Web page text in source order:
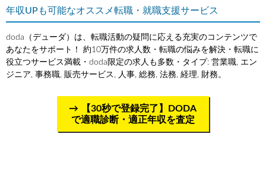
年収UPも可能なオススメ転職・就職支援サービス
doda（デューダ）は、転職活動の疑問に応える充実のコンテンツで
あなたをサポート！ 約10万件の求人数・転職の悩みを解決・転職に
役立つサービス満載・doda限定の求人も多数・タイプ: 営業職, エン
ジニア, 事務職, 販売サービス, 人事, 総務, 法務, 経理, 財務。
【30秒で登録完了】DODA
で適職診断・適正年収を査定